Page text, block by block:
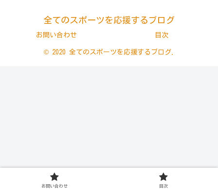
全てのスポーツを応援するブログ
お問い合わせ 目次
© 2020 全てのスポーツを応援するブログ.
お問い合わせ 目次